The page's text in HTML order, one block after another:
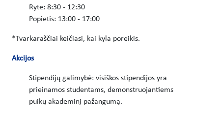
Ryte: 8:30 - 12:30
Popietis: 13:00 - 17:00
*Tvarkaraščiai keičiasi, kai kyla poreikis.
Akcijos
Stipendijų galimybė: visiškos stipendijos yra
prieinamos studentams, demonstruojantiems
puikų akademinį pažangumą.